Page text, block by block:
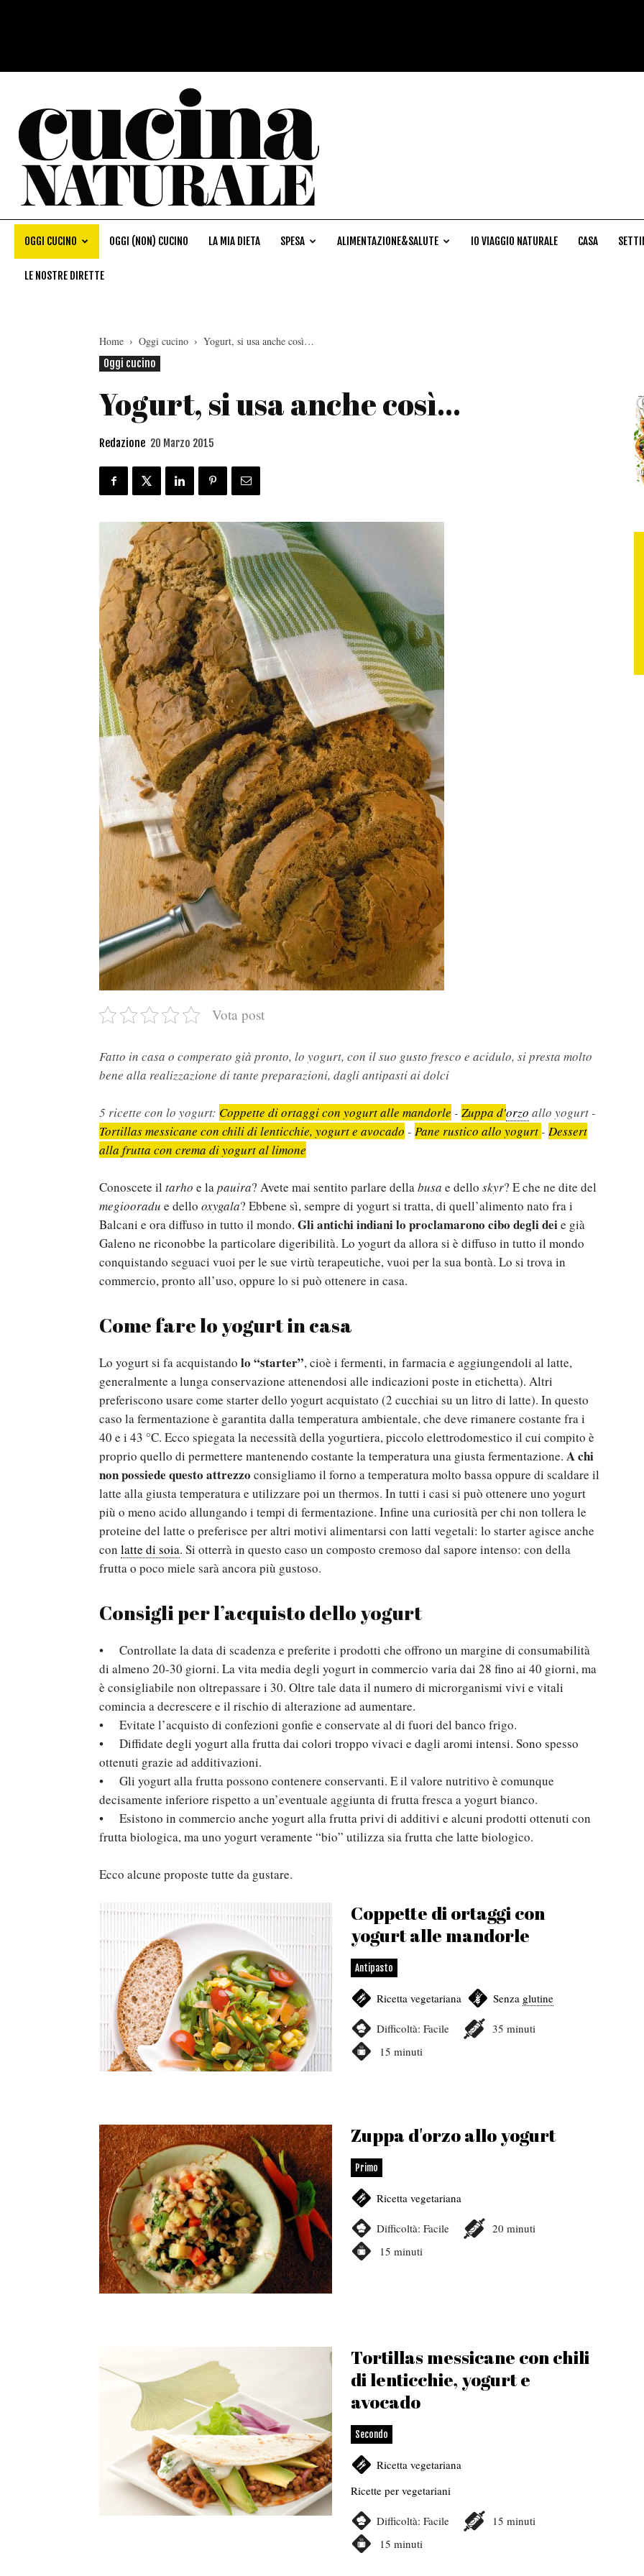
OGGI CUCINO OGGI (NON) CUCINO LA MIA DIETA SPESA ALIMENTAZIONE&SALUTE IO VIAGGIO NATURALE CASA
LE NOSTRE DIRETTE
Home Oggi cucino
Yogurt, si usa anche così…
Oggi cucino
Yogurt, si usa anche così…
Redazione 20 Marzo 2015
Vota post
Fatto in casa o comperato già pronto, lo yogurt, con il suo gusto fresco e acidulo, si presta molto
bene alla realizzazione di tante preparazioni, dagli antipasti ai dolci
5 ricette con lo yogurt: Coppette di ortaggi con yogurt alle mandorle - Zuppa d'orzo allo yogurt -
Tortillas messicane con chili di lenticchie, yogurt e avocado - Pane rustico allo yogurt - Dessert
alla frutta con crema di yogurt al limone
Conoscete il tarho e lapauira? Avete mai sentito parlare dellabusa e dello skyr? E che ne dite del
megiooradu e dello oxygala? Ebbene sì, sempre di yogurt si tratta, di quell’alimento nato fra i
Balcani e ora diffuso in tutto il mondo. Gli antichi indiani lo proclamarono cibo degli deie già
Galeno ne riconobbe la particolare digeribilità. Lo yogurt da allora si è diffuso in tutto il mondo
conquistando seguaci vuoi per le sue virtù terapeutiche, vuoi per la sua bontà. Lo si trova in
commercio, pronto all’uso, oppure lo si può ottenere in casa.
Come fare lo yogurt in casa
Lo yogurt si fa acquistando lo “starter”, cioè i fermenti, in farmacia e aggiungendoli al latte,
generalmente a lunga conservazione attenendosi alle indicazioni poste in etichetta). Altri
preferiscono usare come starter dello yogurt acquistato (2 cucchiai su un litro di latte). In questo
caso la fermentazione è garantita dalla temperatura ambientale, che deve rimanere costante fra i
40 e i 43 °C. Ecco spiegata la necessità della yogurtiera, piccolo elettrodomestico il cui compito è
proprio quello di permettere mantenendo costante la temperatura una giusta fermentazione. A chi
non possiede questo attrezzo consigliamo il forno a temperatura molto bassa oppure di scaldare il
latte alla giusta temperatura e utilizzare poi un thermos. In tutti i casi si può ottenere uno yogurt
più o meno acido allungando i tempi di fermentazione. Infine una curiosità per chi non tollera le
proteine del latte o preferisce per altri motivi alimentarsi con latti vegetali: lo starter agisce anche
con latte di soia. Si otterrà in questo caso un composto cremoso dal sapore intenso: con della
frutta o poco miele sarà ancora più gustoso.
Consigli per l’acquisto dello yogurt
• Controllate la data di scadenza e preferite i prodotti che offrono un margine di consumabilità
di almeno 20-30 giorni. La vita media degli yogurt in commercio varia dai 28 fino ai 40 giorni, ma
è consigliabile non oltrepassare i 30. Oltre tale data il numero di microrganismi vivi e vitali
comincia a decrescere e il rischio di alterazione ad aumentare.
• Evitate l’acquisto di confezioni gonfie e conservate al di fuori del banco frigo.
• Diffidate degli yogurt alla frutta dai colori troppo vivaci e dagli aromi intensi. Sono spesso
ottenuti grazie ad additivazioni.
• Gli yogurt alla frutta possono contenere conservanti. E il valore nutritivo è comunque
decisamente inferiore rispetto a un’eventuale aggiunta di frutta fresca a yogurt bianco.
• Esistono in commercio anche yogurt alla frutta privi di additivi e alcuni prodotti ottenuti con
frutta biologica, ma uno yogurt veramente “bio” utilizza sia frutta che latte biologico.
Ecco alcune proposte tutte da gustare.
Coppette di ortaggi con
yogurt alle mandorle
Antipasto
Ricetta vegetariana Senza glutine
Difficoltà: Facile 35 minuti
15 minuti
Zuppa d'orzo allo yogurt
Primo
Ricetta vegetariana
Difficoltà: Facile 20 minuti
15 minuti
Tortillas messicane con chili
di lenticchie, yogurt e
avocado
Secondo
Ricetta vegetariana
Ricette per vegetariani
Difficoltà: Facile 15 minuti
15 minuti